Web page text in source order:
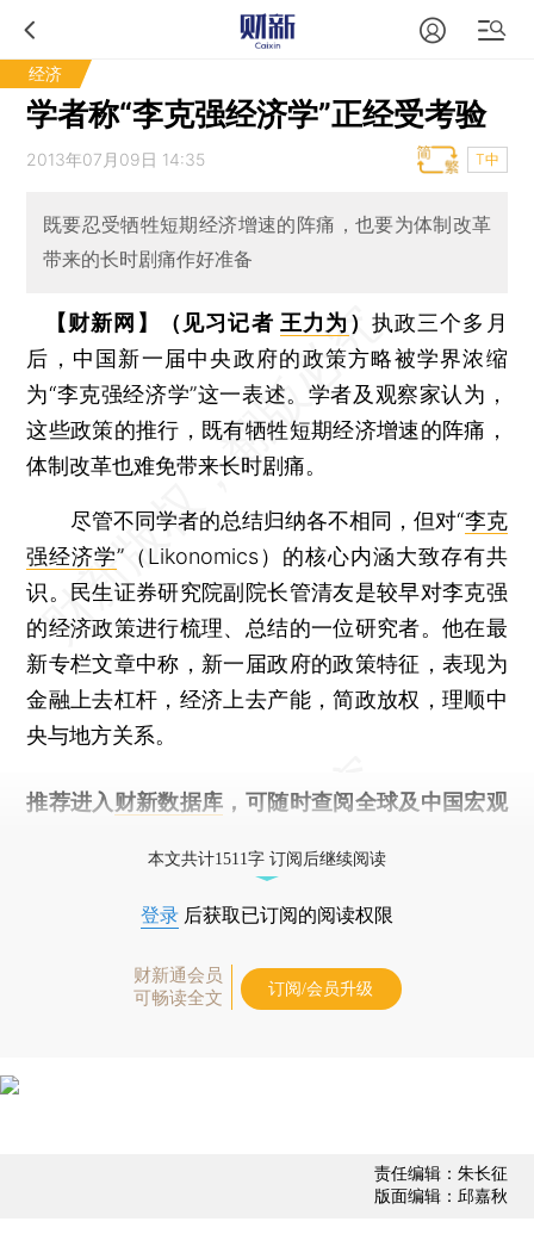
经济
学者称“李克强经济学”正经受考验
2013年07月09日 14:35 T中
既要忍受牺牲短期经济增速的阵痛，也要为体制改革
带来的长时剧痛作好准备
【财新网】（见习记者 王力为 ） 执政三个多月
后，中国新一届中央政府的政策方略被学界浓缩
为“李克强经济学”这一表述。学者及观察家认为，
这些政策的推行，既有牺牲短期经济增速的阵痛，
体制改革也难免带来长时剧痛。
尽管不同学者的总结归纳各不相同，但对“李克
强经济学”（Likonomics）的核心内涵大致存有共
识。民生证券研究院副院长管清友是较早对李克强
的经济政策进行梳理、总结的一位研究者。他在最
新专栏文章中称，新一届政府的政策特征，表现为
金融上去杠杆，经济上去产能，简政放权，理顺中
央与地方关系。
推荐进入 财新数据库 ，可随时查阅全球及中国宏观
本文共计1511字 订阅后继续阅读
登录 后获取已订阅的阅读权限
财新通会员
可畅读全文
订阅/会员升级
责任编辑：朱长征
版面编辑：邱嘉秋